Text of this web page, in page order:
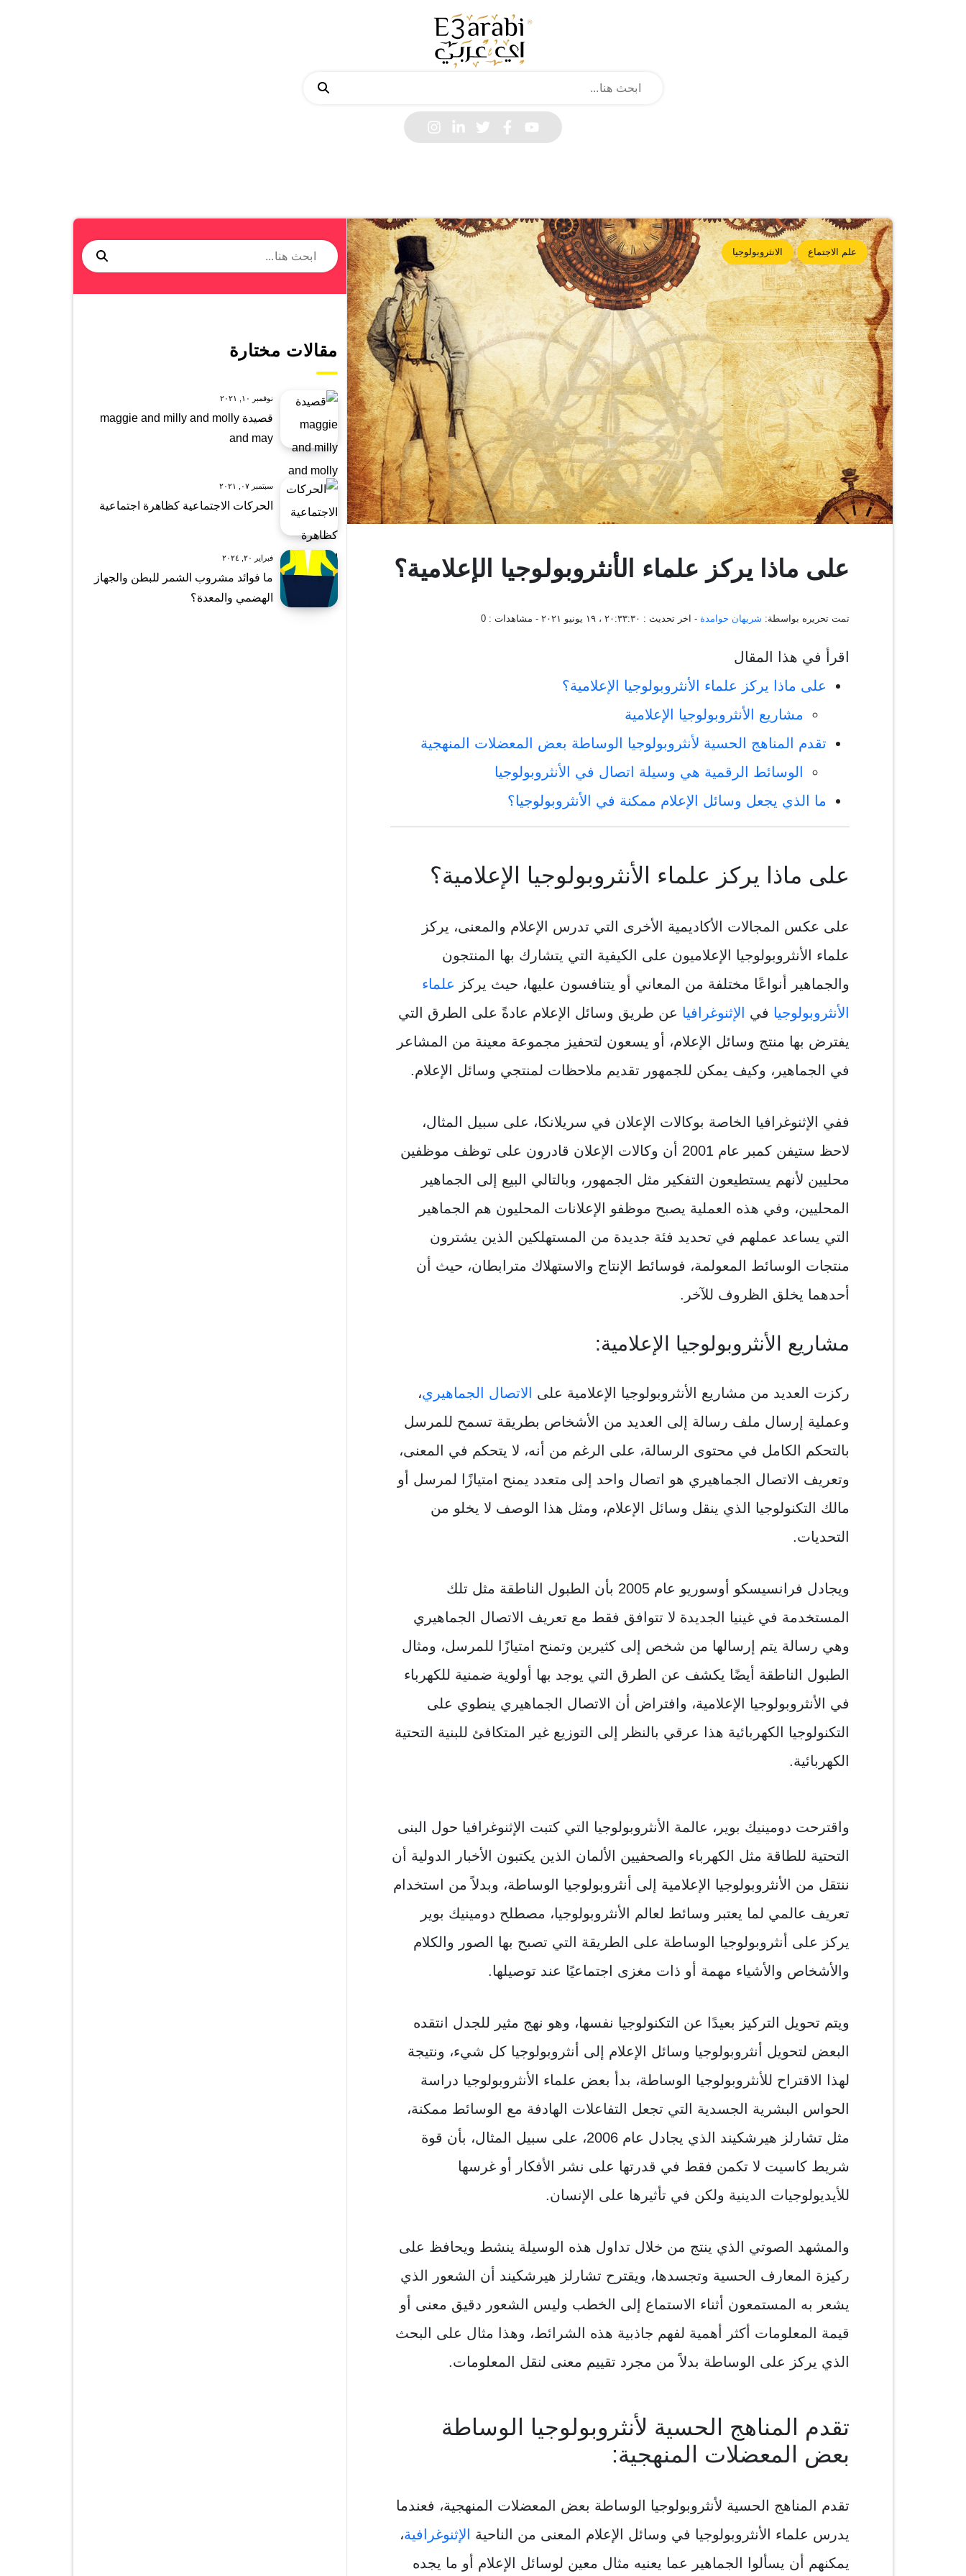
علم الاجتماع الانثروبولوجيا
على ماذا يركز علماء الأنثروبولوجيا الإعلامية؟
تمت تحريره بواسطة: شريهان حوامدة - اخر تحديث : ٢٠:٣٣:٣٠ ، ١٩ يونيو ٢٠٢١ - مشاهدات : 0
اقرأ في هذا المقال
على ماذا يركز علماء الأنثروبولوجيا الإعلامية؟
مشاريع الأنثروبولوجيا الإعلامية
تقدم المناهج الحسية لأنثروبولوجيا الوساطة بعض المعضلات المنهجية
الوسائط الرقمية هي وسيلة اتصال في الأنثروبولوجيا
ما الذي يجعل وسائل الإعلام ممكنة في الأنثروبولوجيا؟
على ماذا يركز علماء الأنثروبولوجيا الإعلامية؟
على عكس المجالات الأكاديمية الأخرى التي تدرس الإعلام والمعنى، يركز
علماء الأنثروبولوجيا الإعلاميون على الكيفية التي يتشارك بها المنتجون
والجماهير أنواعًا مختلفة من المعاني أو يتنافسون عليها، حيث يركز علماء
الأنثروبولوجيا في الإثنوغرافيا عن طريق وسائل الإعلام عادةً على الطرق التي
يفترض بها منتج وسائل الإعلام، أو يسعون لتحفيز مجموعة معينة من المشاعر
في الجماهير، وكيف يمكن للجمهور تقديم ملاحظات لمنتجي وسائل الإعلام.
ففي الإثنوغرافيا الخاصة بوكالات الإعلان في سريلانكا، على سبيل المثال،
لاحظ ستيفن كمبر عام 2001 أن وكالات الإعلان قادرون على توظف موظفين
محليين لأنهم يستطيعون التفكير مثل الجمهور، وبالتالي البيع إلى الجماهير
المحليين، وفي هذه العملية يصبح موظفو الإعلانات المحليون هم الجماهير
التي يساعد عملهم في تحديد فئة جديدة من المستهلكين الذين يشترون
منتجات الوسائط المعولمة، فوسائط الإنتاج والاستهلاك مترابطان، حيث أن
أحدهما يخلق الظروف للآخر.
مشاريع الأنثروبولوجيا الإعلامية:
ركزت العديد من مشاريع الأنثروبولوجيا الإعلامية على الاتصال الجماهيري،
وعملية إرسال ملف رسالة إلى العديد من الأشخاص بطريقة تسمح للمرسل
بالتحكم الكامل في محتوى الرسالة، على الرغم من أنه، لا يتحكم في المعنى،
وتعريف الاتصال الجماهيري هو اتصال واحد إلى متعدد يمنح امتيازًا لمرسل أو
مالك التكنولوجيا الذي ينقل وسائل الإعلام، ومثل هذا الوصف لا يخلو من
التحديات.
ويجادل فرانسيسكو أوسوريو عام 2005 بأن الطبول الناطقة مثل تلك
المستخدمة في غينيا الجديدة لا تتوافق فقط مع تعريف الاتصال الجماهيري
وهي رسالة يتم إرسالها من شخص إلى كثيرين وتمنح امتيازًا للمرسل، ومثال
الطبول الناطقة أيضًا يكشف عن الطرق التي يوجد بها أولوية ضمنية للكهرباء
في الأنثروبولوجيا الإعلامية، وافتراض أن الاتصال الجماهيري ينطوي على
التكنولوجيا الكهربائية هذا عرقي بالنظر إلى التوزيع غير المتكافئ للبنية التحتية
الكهربائية.
واقترحت دومينيك بوير، عالمة الأنثروبولوجيا التي كتبت الإثنوغرافيا حول البنى
التحتية للطاقة مثل الكهرباء والصحفيين الألمان الذين يكتبون الأخبار الدولية أن
ننتقل من الأنثروبولوجيا الإعلامية إلى أنثروبولوجيا الوساطة، وبدلاً من استخدام
تعريف عالمي لما يعتبر وسائط لعالم الأنثروبولوجيا، مصطلح دومينيك بوير
يركز على أنثروبولوجيا الوساطة على الطريقة التي تصبح بها الصور والكلام
والأشخاص والأشياء مهمة أو ذات مغزى اجتماعيًا عند توصيلها.
ويتم تحويل التركيز بعيدًا عن التكنولوجيا نفسها، وهو نهج مثير للجدل انتقده
البعض لتحويل أنثروبولوجيا وسائل الإعلام إلى أنثروبولوجيا كل شيء، ونتيجة
لهذا الاقتراح للأنثروبولوجيا الوساطة، بدأ بعض علماء الأنثروبولوجيا دراسة
الحواس البشرية الجسدية التي تجعل التفاعلات الهادفة مع الوسائط ممكنة،
مثل تشارلز هيرشكيند الذي يجادل عام 2006، على سبيل المثال، بأن قوة
شريط كاسيت لا تكمن فقط في قدرتها على نشر الأفكار أو غرسها
للأيديولوجيات الدينية ولكن في تأثيرها على الإنسان.
والمشهد الصوتي الذي ينتج من خلال تداول هذه الوسيلة ينشط ويحافظ على
ركيزة المعارف الحسية وتجسدها، ويقترح تشارلز هيرشكيند أن الشعور الذي
يشعر به المستمعون أثناء الاستماع إلى الخطب وليس الشعور دقيق معنى أو
قيمة المعلومات أكثر أهمية لفهم جاذبية هذه الشرائط، وهذا مثال على البحث
الذي يركز على الوساطة بدلاً من مجرد تقييم معنى لنقل المعلومات.
تقدم المناهج الحسية لأنثروبولوجيا الوساطة
بعض المعضلات المنهجية:
تقدم المناهج الحسية لأنثروبولوجيا الوساطة بعض المعضلات المنهجية، فعندما
يدرس علماء الأنثروبولوجيا في وسائل الإعلام المعنى من الناحية
الإثنوغرافية،
يمكنهم أن يسألوا الجماهير عما يعنيه مثال معين لوسائل الإعلام أو ما يجده
مقالات مختارة
نوفمبر ١٠, ٢٠٢١
قصيدة maggie and milly and molly
and may
سبتمبر ٠٧, ٢٠٢١
الحركات الاجتماعية كظاهرة اجتماعية
فبراير ٢٠, ٢٠٢٤
ما فوائد مشروب الشمر للبطن والجهاز
الهضمي والمعدة؟